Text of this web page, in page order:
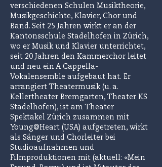
verschiedenen Schulen Musiktheorie,
Musikgeschichte, Klavier, Chor und
Band. Seit 25 Jahren wirkt er an der
Kantonsschule Stadelhofen in Zürich,
wo er Musik und Klavier unterrichtet,
seit 20 Jahren den Kammerchor leitet
und neu ein A Cappella-
Vokalensemble aufgebaut hat. Er
arrangiert Theatermusik (u. a.
Kellertheater Bremgarten, Theater KS
Stadelhofen), ist am Theater
Spektakel Zürich zusammen mit
Young@Heart (USA) aufgetreten, wirkt
als Sänger und Chorleiter bei
Studioaufnahmen und
Filmproduktionen mit (aktuell: «Mein